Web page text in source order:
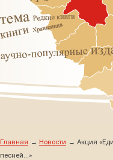
Главная Новости
Акция
песней...»